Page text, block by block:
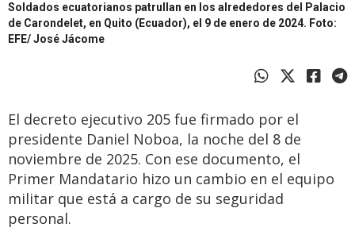
Soldados ecuatorianos patrullan en los alrededores del Palacio
de Carondelet, en Quito (Ecuador), el 9 de enero de 2024. Foto:
EFE/ José Jácome
El decreto ejecutivo 205 fue firmado por el
presidente Daniel Noboa, la noche del 8 de
noviembre de 2025. Con ese documento, el
Primer Mandatario hizo un cambio en el equipo
militar que está a cargo de su seguridad
personal.